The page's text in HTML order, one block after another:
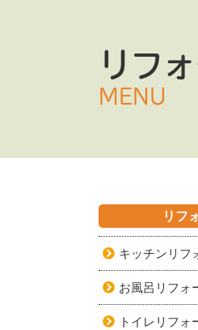
リフ
MENU
リフ
キッチンリフ
お風呂リフォ
トイレリフォ